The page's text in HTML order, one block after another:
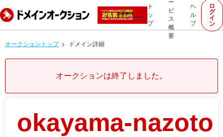
ト
ッ
プ
ー
ビ
ス
概
要
ヘ
ル
プ
ロ
グ
イ
ン
オークショントップ ドメイン詳細
オークションは終了しました。
okayama-nazoto